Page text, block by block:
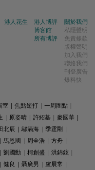
港人花生
港人博評
博客館
所有博評
關於我們
私隱聲明
免責條款
版權聲明
加入我們
聯絡我們
刊登廣告
爆料快
室 焦點短打 一周圈點
原姿晴 許紹基 麥國華
北辰 鄔滿海 季霆剛
馬恩國 周全浩 方舟
劉國勳 柯創盛 洪錦鉉
健良 聶廣男 盧展常